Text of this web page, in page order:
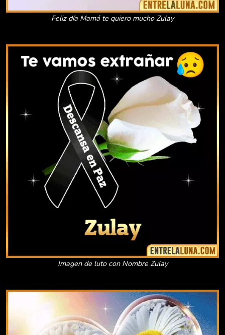
Feliz día Mamá te quiero mucho Zulay
Imagen de luto con Nombre Zulay